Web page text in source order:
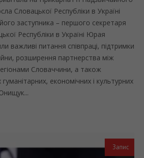
Словацької Республіки в Україні
заступника – першого секретаря
Республіки в Україні Юрая
важливі питання співпраці, підтримки
розширення партнерства між
Словаччини, а також
гуманітарних, економічних і культурних
Запис